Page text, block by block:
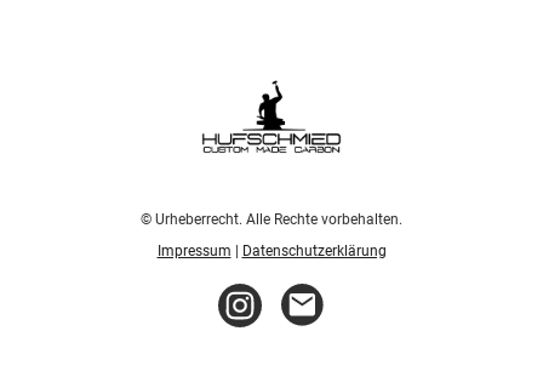
© Urheberrecht. Alle Rechte vorbehalten.
Impressum
Datenschutzerklärung